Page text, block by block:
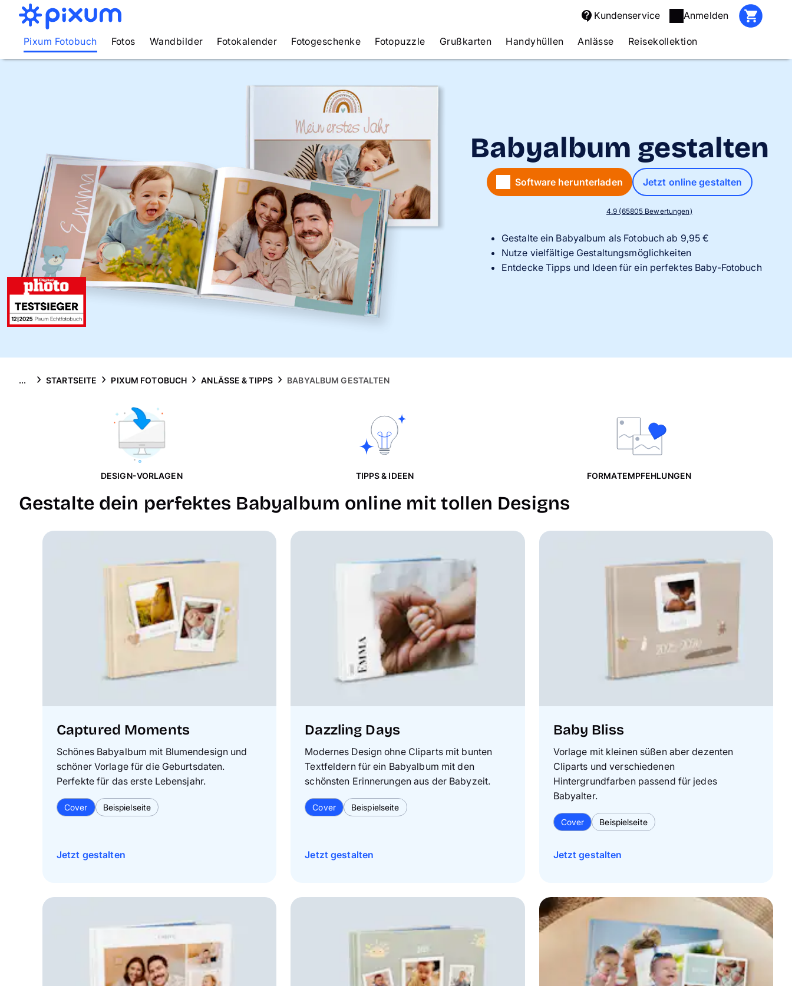
Kundenservice Anmelden
Pixum Fotobuch Fotos Wandbilder Fotokalender Fotogeschenke Fotopuzzle Grußkarten Handyhüllen Anlässe Reisekollektion
Babyalbum gestalten
4.9 (65805 Bewertungen)
Gestalte ein Babyalbum als Fotobuch ab 9,95 €
Nutze vielfältige Gestaltungsmöglichkeiten
Entdecke Tipps und Ideen für ein perfektes Baby-Fotobuch
Software herunterladen Jetzt online gestalten
... STARTSEITE PIXUM FOTOBUCH ANLÄSSE & TIPPS BABYALBUM GESTALTEN
DESIGN-VORLAGEN TIPPS & IDEEN FORMATEMPFEHLUNGEN
Gestalte dein perfektes Babyalbum online mit tollen Designs
Captured Moments
Schönes Babyalbum mit Blumendesign und
schöner Vorlage für die Geburtsdaten.
Perfekte für das erste Lebensjahr.
Cover Beispielseite
Jetzt gestalten
Dazzling Days
Modernes Design ohne Cliparts mit bunten
Textfeldern für ein Babyalbum mit den
schönsten Erinnerungen aus der Babyzeit.
Cover Beispielseite
Jetzt gestalten
Baby Bliss
Vorlage mit kleinen süßen aber dezenten
Cliparts und verschiedenen
Hintergrundfarben passend für jedes
Babyalter.
Cover Beispielseite
Jetzt gestalten